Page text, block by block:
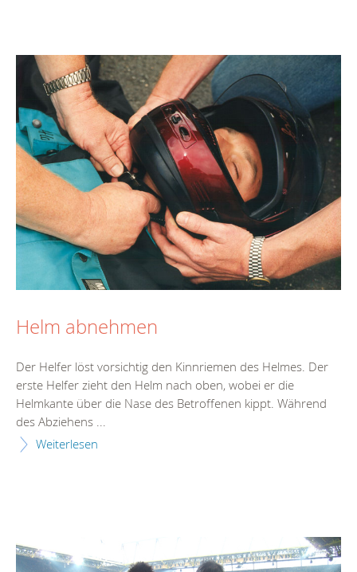
Helm abnehmen
Der Helfer löst vorsichtig den Kinnriemen des Helmes. Der
erste Helfer zieht den Helm nach oben, wobei er die
Helmkante über die Nase des Betroffenen kippt. Während
des Abziehens ...
Weiterlesen